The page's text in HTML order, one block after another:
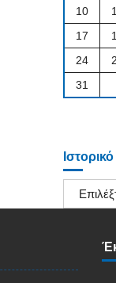
10
17
24
31
Ιστορικό